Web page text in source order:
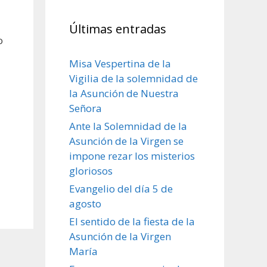
Últimas entradas
Misa Vespertina de la
Vigilia de la solemnidad de
la Asunción de Nuestra
Señora
Ante la Solemnidad de la
Asunción de la Virgen se
impone rezar los misterios
gloriosos
Evangelio del día 5 de
agosto
El sentido de la fiesta de la
Asunción de la Virgen
María